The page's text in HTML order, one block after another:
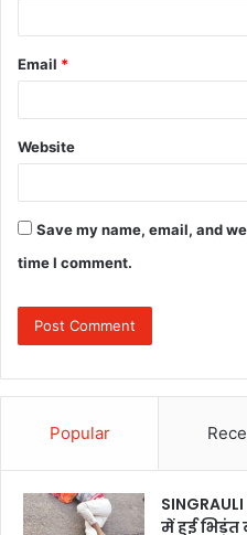
Email *
Website
Save my name, email, and
time I comment.
Popular
में हुई भिड़ंत